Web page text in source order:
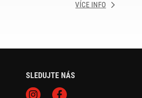
VÍCE INFO
SLEDUJTE NÁS